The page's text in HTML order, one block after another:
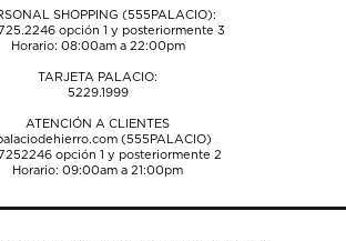
SHOPPING (555PALACIO):
opción 1 y posteriormente 3
Horario: 08:00am a 22:00pm
TARJETA PALACIO:
5229.1999
ATENCIÓN A CLIENTES
(555PALACIO)
opción 1 y posteriormente 2
Horario: 09:00am a 21:00pm